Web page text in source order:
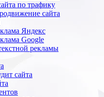
по трафику
сайта
Яндекс
Google
рекламы
сайта